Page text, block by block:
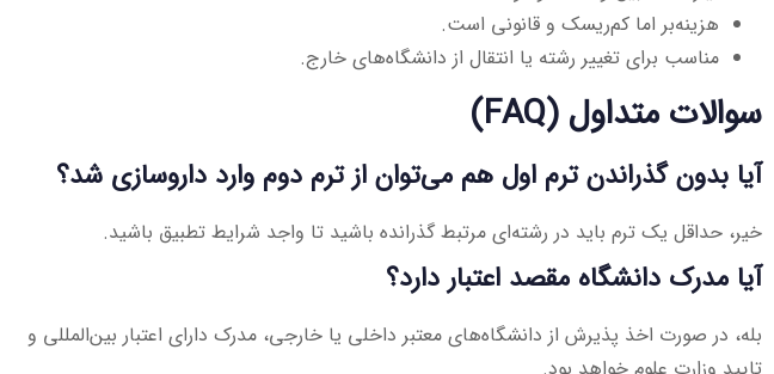
هزینه‌بر اما کم‌ریسک و قانونی است.
مناسب برای تغییر رشته یا انتقال از دانشگاه‌های خارج.
سوالات متداول (FAQ)
آیا بدون گذراندن ترم اول هم می‌توان از ترم دوم وارد داروسازی شد؟
خیر، حداقل یک ترم باید در رشته‌ای مرتبط گذرانده باشید تا واجد شرایط تطبیق باشید.
آیا مدرک دانشگاه مقصد اعتبار دارد؟
بله، در صورت اخذ پذیرش از دانشگاه‌های معتبر داخلی یا خارجی، مدرک دارای اعتبار بین‌المللی و